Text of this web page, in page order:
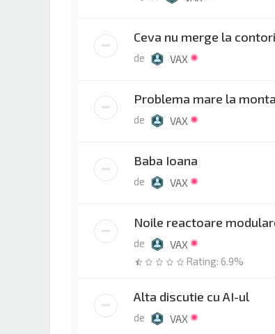
Ceva nu merge la
de VAX
Problema mare la
de VAX
Baba Ioana
de VAX
Noile reactoare
de VAX
Rating: 6.9%
Alta discutie cu AI-ul
de VAX